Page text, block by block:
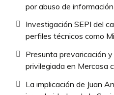
por abuso de
Investigación SEPI del
perfiles técnicos como
Presunta prevaricación
privilegiada en Mercasa
La implicación de Juan